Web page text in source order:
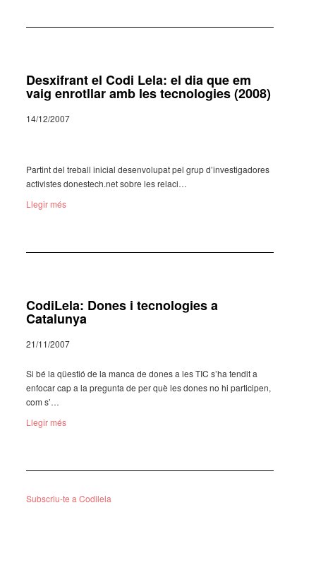
Desxifrant el Codi Lela: el dia que em
vaig enrotllar amb les tecnologies (2008)
14/12/2007
Partint del treball inicial desen­vo­lu­pat pel grup d’in­ves­ti­ga­do­res
acti­vis­tes dones­tech.net sobre les rela­ci…
Llegir més
CodiLela: Dones i tecnologies a
Catalunya
21/11/2007
Si bé la qües­tió de la manca de dones a les TIC s’ha tendit a
enfo­car cap a la pregunta de per què les dones no hi parti­ci­pen,
com s’…
Llegir més
Subscriu-te a Codilela